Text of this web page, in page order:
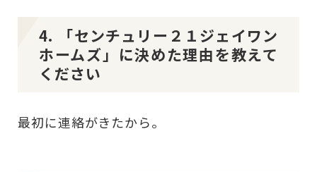
4. 「センチュリー２１ジェイワン
ホームズ」に決めた理由を教えて
ください
最初に連絡がきたから。